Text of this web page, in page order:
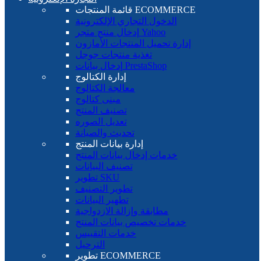
قائمة المنتجات ECOMMERCE
الدخول التجاري الإلكترونية
إدخال منتج متجر Yahoo
إدارة تحميل المنتجات الأمازون
تغذية منتجات جوجل
إدخال بيانات PrestaShop
إدارة الكتالوج
معالجة الكتالوج
مبنى كتالوج
تصنيف المنتج
تعديل الصوره
تحديث والصيانة
إدارة بيانات المنتج
خدمات إدخال بيانات المنتج
تصنيف البيانات
تطوير SKU
تطوير التصنيف
تطهير البيانات
مطابقة وإزالة الازدواجية
خدمات تخصيص بيانات المنتج
خدمات التقييس
الترحيل
تطوير ECOMMERCE